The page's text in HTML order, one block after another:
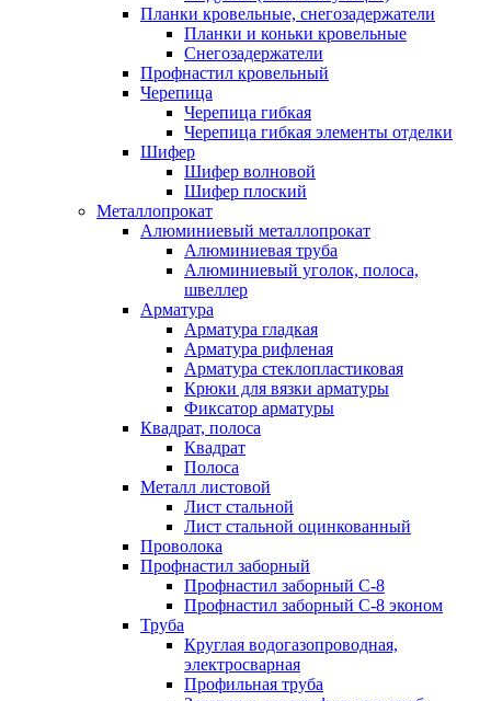
Планки кровельные, снегозадержатели
Планки и коньки кровельные
Снегозадержатели
Профнастил кровельный
Черепица
Черепица гибкая
Черепица гибкая элементы отделки
Шифер
Шифер волновой
Шифер плоский
Металлопрокат
Алюминиевый металлопрокат
Алюминиевая труба
Алюминиевый уголок, полоса,
швеллер
Арматура
Арматура гладкая
Арматура рифленая
Арматура стеклопластиковая
Крюки для вязки арматуры
Фиксатор арматуры
Квадрат, полоса
Квадрат
Полоса
Металл листовой
Лист стальной
Лист стальной оцинкованный
Проволока
Профнастил заборный
Профнастил заборный С-8
Профнастил заборный С-8 эконом
Труба
Круглая водогазопроводная,
электросварная
Профильная труба